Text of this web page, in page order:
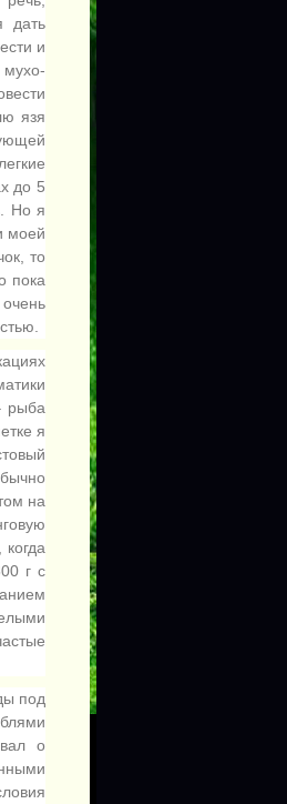
дать
и
язя
до 5
Но я
моей
то
пока
рыба
я
на
г с
под
о